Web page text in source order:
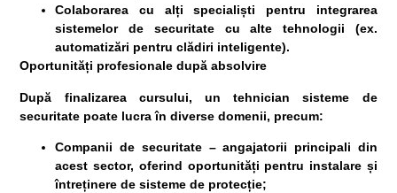
Colaborarea cu alți specialiști pentru integrarea
sistemelor de securitate cu alte tehnologii (ex.
automatizări pentru clădiri inteligente).
Oportunități profesionale după absolvire
După finalizarea cursului, untehnician sisteme de
securitate poate lucra în diverse domenii, precum:
Companii de securitate– angajatorii principali din
acest sector, oferind oportunități pentru instalare și
întreținere de sisteme de protecție;